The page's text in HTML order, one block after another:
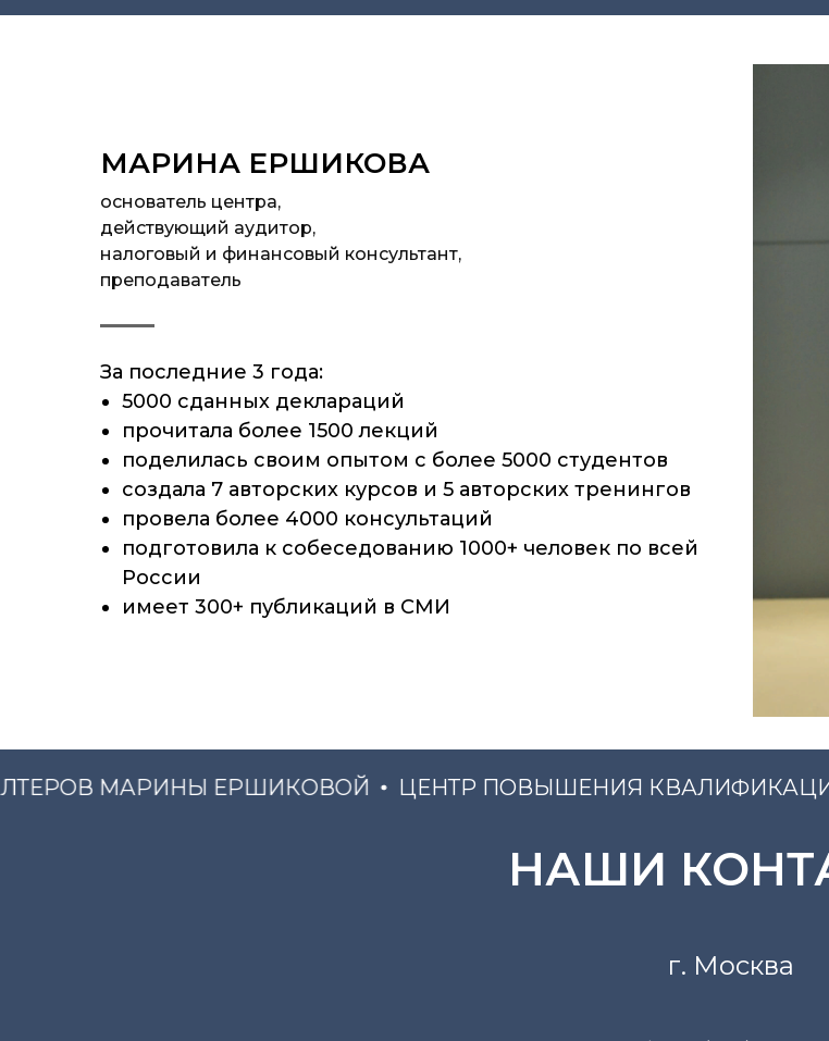
МАРИНА ЕРШИКОВА
основатель центра,
действующий аудитор,
налоговый и финансовый консультант,
преподаватель
За последние 3 года:
5000 сданных деклараций
прочитала более 1500 лекций
поделилась своим опытом с более 5000 студентов
создала 7 авторских курсов и 5 авторских тренингов
провела более 4000 консультаций
подготовила к собеседованию 1000+ человек по всей
России
имеет 300+ публикаций в СМИ
МАРИНЫ ЕРШИКОВОЙ ЦЕНТР ПОВЫШЕНИЯ КВАЛИФИКАЦИИ
НАШИ
г. Москва